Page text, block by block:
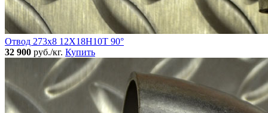
Отвод 273х8 12Х18Н10Т 90°
32 900 руб./кг. Купить